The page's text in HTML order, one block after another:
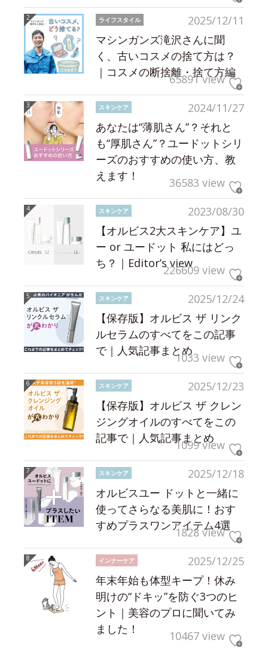
2025/12/11
ライフスタイル
マシンガンズ滝沢さんに聞
く、古いコスメの捨て方は？
｜コスメの断捨離・捨て方編
65891 view
2024/11/27
スキンケア
あなたは“薄肌さん”？それと
も“厚肌さん”？ユードットシリ
ーズのおすすめの使い方、教
えます！
36583 view
2023/08/30
スキンケア
【オルビス2大スキンケア】ユ
ー or ユードット 私にはどっ
ち？｜Editor’s view226609 view
2025/12/24
スキンケア
【保存版】オルビス ザ リンク
ルセラムのすべてをこの記事
で｜人気記事まとめ1033 view
2025/12/23
スキンケア
【保存版】オルビス ザ クレン
ジングオイルのすべてをこの
記事で｜人気記事まとめ
1099 view
2025/12/18
スキンケア
オルビスユー ドットと一緒に
使ってさらなる美肌に！おす
すめプラスワンアイテム4選
1828 view
2025/12/25
インナーケア
年末年始も体型キープ！休み
明けの“ドキッ”を防ぐ3つのヒ
ント｜美容のプロに聞いてみ
ました！
10467 view